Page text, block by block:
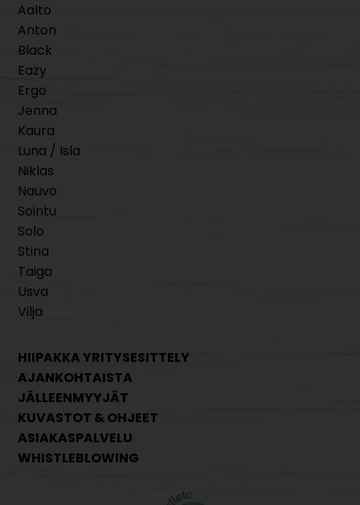
Aalto
Anton
Black
Eazy
Ergo
Jenna
Kaura
Luna / Isla
Niklas
Nauvo
Sointu
Solo
Stina
Taiga
Usva
Vilja
HIIPAKKA YRITYSESITTELY
AJANKOHTAISTA
JÄLLEENMYYJÄT
KUVASTOT & OHJEET
ASIAKASPALVELU
WHISTLEBLOWING